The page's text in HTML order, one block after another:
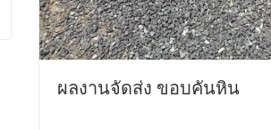
ผลงานจัดส่ง ขอบคันหิน